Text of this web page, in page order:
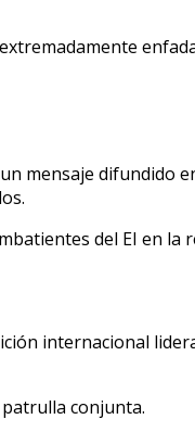
mensaje difundido
del EI en la
internacional
conjunta.